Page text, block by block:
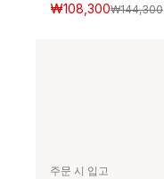
₩108,300₩144,300
주문 시 입고